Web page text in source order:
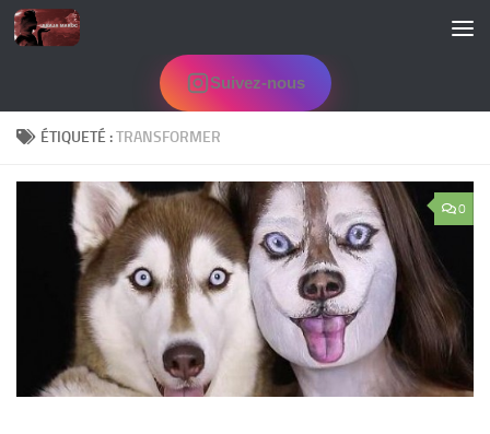
Skip to content
Suivez-nous
ÉTIQUETÉ :TRANSFORMER
0